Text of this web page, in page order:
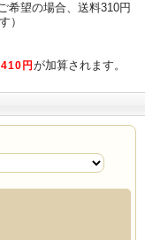
希望の場合、送料310円
）
410円 が加算されます。